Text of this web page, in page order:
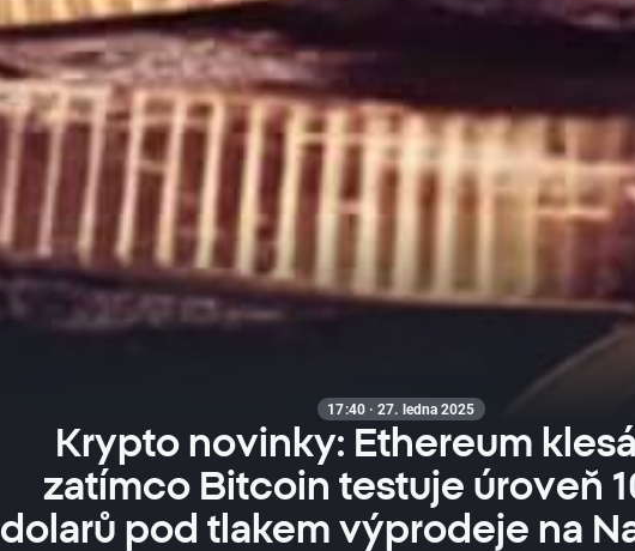
17:40 · 27. ledna 2025
Krypto novinky: Ethereum klesá
zatímco Bitcoin testuje úroveň
dolarů pod tlakem výprodeje na